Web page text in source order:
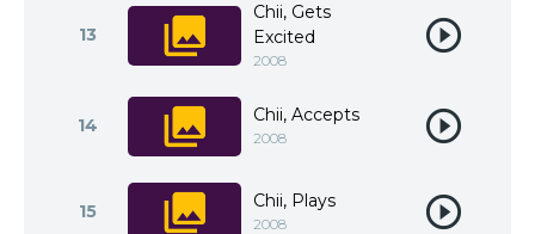
13
Chii, Gets
Excited
2008
14 Chii, Accepts
2008
15 Chii, Plays
2008